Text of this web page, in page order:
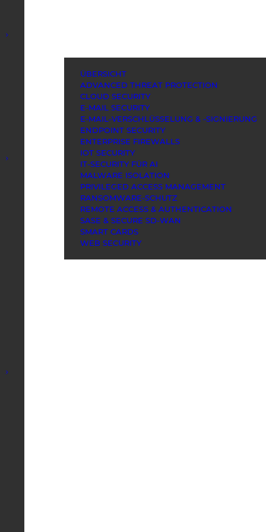
ÜBERSICHT
ADVANCED THREAT PROTECTION
CLOUD SECURITY
E-MAIL SECURITY
E-MAIL-VERSCHLÜSSELUNG & -SIGNIERUNG
ENDPOINT SECURITY
ENTERPRISE FIREWALLS
IOT SECURITY
IT-SECURITY FÜR AI
MALWARE ISOLATION
PRIVILEGED ACCESS MANAGEMENT
RANSOMWARE-SCHUTZ
REMOTE ACCESS & AUTHENTICATION
SASE & SECURE SD-WAN
SMART CARDS
WEB SECURITY